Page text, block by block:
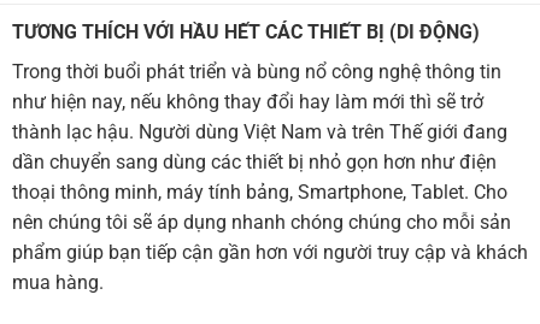
TƯƠNG THÍCH VỚI HẦU HẾT CÁC THIẾT BỊ (DI ĐỘNG)
Trong thời buổi phát triển và bùng nổ công nghệ thông tin
như hiện nay, nếu không thay đổi hay làm mới thì sẽ trở
thành lạc hậu. Người dùng Việt Nam và trên Thế giới đang
dần chuyển sang dùng các thiết bị nhỏ gọn hơn như điện
thoại thông minh, máy tính bảng, Smartphone, Tablet. Cho
nên chúng tôi sẽ áp dụng nhanh chóng chúng cho mỗi sản
phẩm giúp bạn tiếp cận gần hơn với người truy cập và khách
mua hàng.